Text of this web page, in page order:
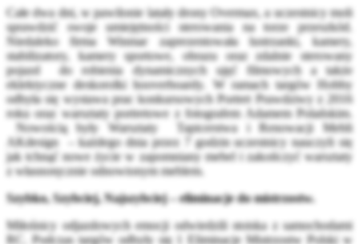
Całe dwa dni, w pawilonie latały drony Overmax, a uczestnicy moli
sprawdzić swoje umiejętności sterowania na torze przeszkód.
Niedaleko firma Winmar zaprezentowała lustrzanki, kamery,
stabilizatory, kamery sportowe, obrazu oraz zdalnie sterowany
pojazd do robienia dynamicznych ujęć filmowych a także
eklektyczne deskorolki hooverboardy. W ramach targów Hobby
odbyła się wystawa prac konkursowych Portret Prawdziwy z 2016
roku oraz warsztaty portretowe z fotografem Adamem Polańskim.
Nowością były Warsztaty Tapicerstwa i Renowacji Mebli
AKdesign – każdego dnia przez 7 godzin uczestnicy nauczyli się
jak tchnąć nowe życie w zapomniany mebel i zakończyć warsztaty
z własnoręcznie odnowionym meblem.
Szybko, Szybciej, Najszybciej – eliminacje do mistrzostw.
Miłośnicy odjazdowych emocji odwiedzili stoiska z samochodami
RC. Podczas targów odbyły się 1 Eliminacje Mistrzostw Polski w